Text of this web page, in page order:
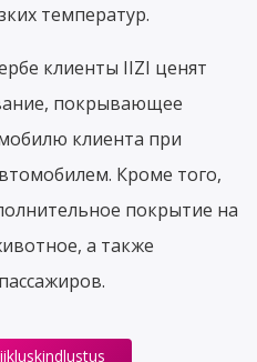
температур.
клиенты IIZI ценят
покрывающее
клиента при
Кроме того,
покрытие на
а также